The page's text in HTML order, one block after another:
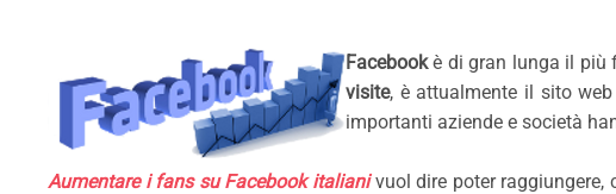
Facebookè di gran lunga il più
visite, è attualmente il sito
importanti aziende e società
Aumentare i fans su Facebook italianivuol dire poter raggiungere,